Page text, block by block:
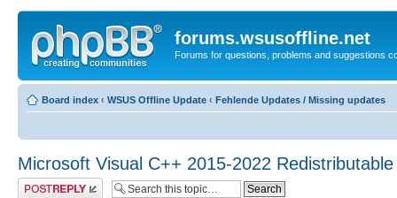
forums.wsusoffline.net
Forums for questions, problems and suggestions
Board index ‹ WSUS Offline Update ‹ Fehlende Updates / Missing updates
Microsoft Visual C++ 2015-2022 Redistributable
Post a reply